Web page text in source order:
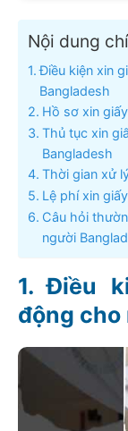
Nội dung
Điều kiện xin
Bangladesh
Hồ sơ xin
Thủ tục xin
Bangladesh
Thời gian xử
Lệ phí xin
Câu hỏi
người
Điều
động